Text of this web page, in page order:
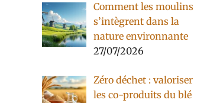
Comment les moulins
s’intègrent dans la
nature environnante
27/07/2026
Zéro déchet : valoriser
les co-produits du blé